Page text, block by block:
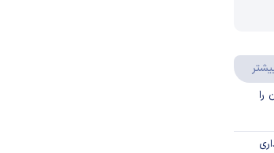
درباره سواد مالی
را